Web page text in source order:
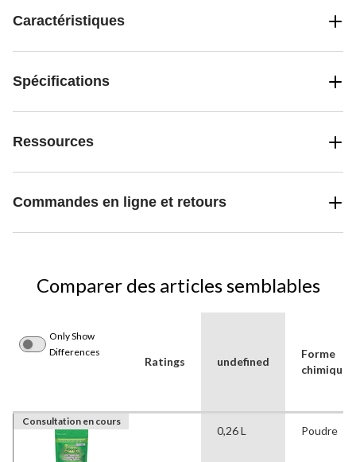
Caractéristiques
Spécifications
Ressources
Commandes en ligne et retours
Comparer des articles semblables
Only Show
Differences
Ratings undefined
Forme
chimique
Consultation en cours
0,26 L Poudre